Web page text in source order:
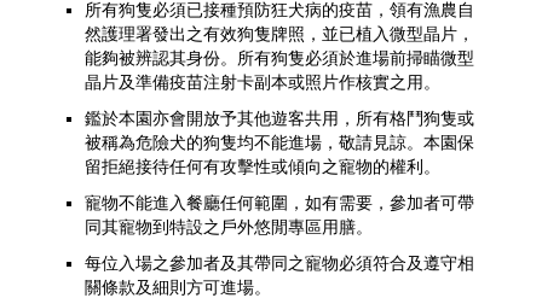
所有狗隻必須已接種預防狂犬病的疫苗，領有漁農自
然護理署發出之有效狗隻牌照，並已植入微型晶片，
能夠被辨認其身份。所有狗隻必須於進場前掃瞄微型
晶片及準備疫苗注射卡副本或照片作核實之用。
鑑於本園亦會開放予其他遊客共用，所有格鬥狗隻或
被稱為危險犬的狗隻均不能進場，敬請見諒。本園保
留拒絕接待任何有攻擊性或傾向之寵物的權利。
寵物不能進入餐廳任何範圍，如有需要，參加者可帶
同其寵物到特設之戶外悠閒專區用膳。
每位入場之參加者及其帶同之寵物必須符合及遵守相
關條款及細則方可進場。